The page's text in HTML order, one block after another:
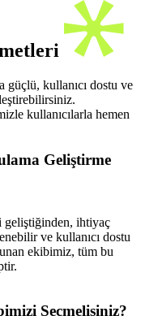
güçlü, kullanıcı dostu ve
kullanıcılarla hemen
Geliştirme
geliştiğinden, ihtiyaç
ve kullanıcı dostu
ekibimiz, tüm bu
Seçmelisiniz?